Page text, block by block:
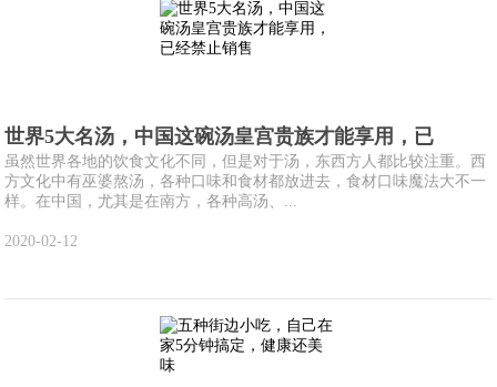
世界5大名汤，中国这碗汤皇宫贵族才能享用，已
虽然世界各地的饮食文化不同，但是对于汤，东西方人都比较注重。西
方文化中有巫婆熬汤，各种口味和食材都放进去，食材口味魔法大不一
样。在中国，尤其是在南方，各种高汤、...
2020-02-12